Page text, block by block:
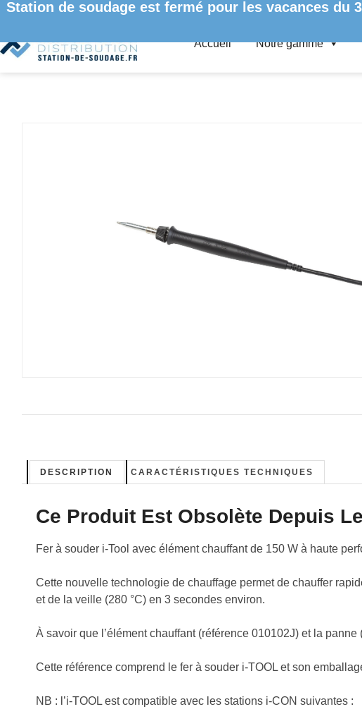
Station de soudage est fermé pour les vacances du
Accueil Notre gamme
ACCUEIL/STATIONS GAMME I-CON / I-TOOL – FER À SOUDER
DESCRIPTION CARACTÉRISTIQUES TECHNIQUES
Ce Produit Est Obsolète Depuis
Fer à souder i-Tool avec élément chauffant de 150 W à haute
Cette nouvelle technologie de chauffage permet de chauffer
et de la veille (280 °C) en 3 secondes environ.
À savoir que l’élément chauffant (référence 010102J) et la
Cette référence comprend le fer à souder i-TOOL et son
NB : l’i-TOOL est compatible avec les stations i-CON suivantes :